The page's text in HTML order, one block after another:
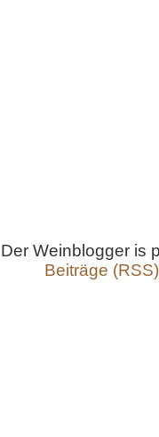
Der Weinblogger is
Beiträge (RSS)